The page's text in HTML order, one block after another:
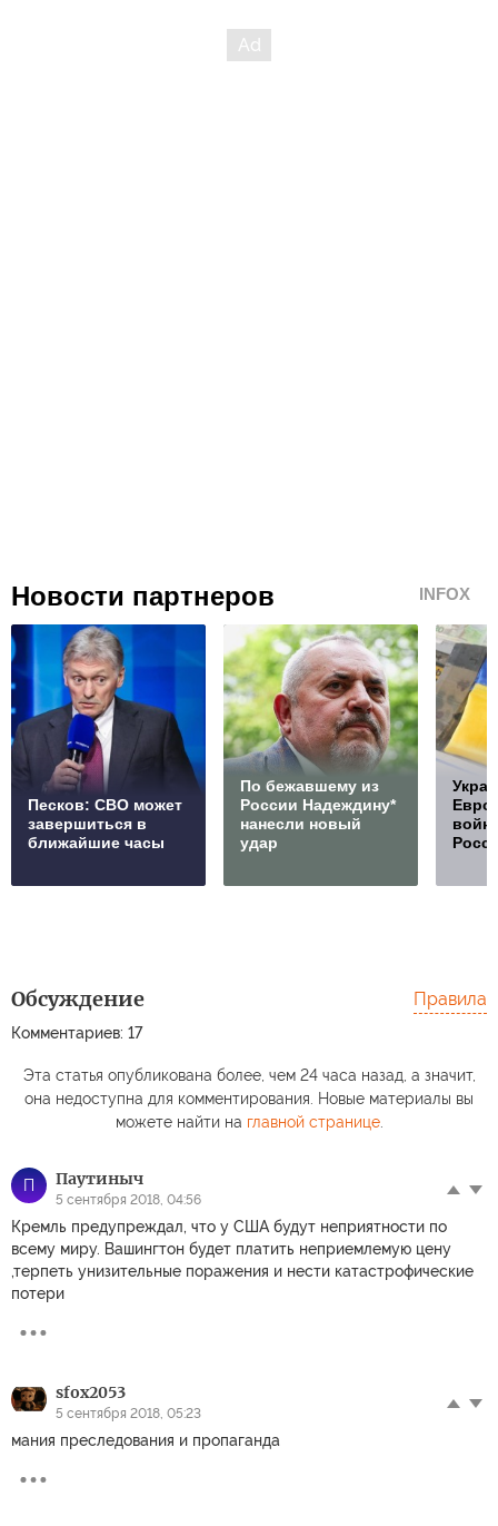
Новости партнеров INFOX
Песков: СВО может
завершиться в
ближайшие часы
По бежавшему из
России Надеждину*
нанесли новый
удар
Обсуждение
Комментариев: 17
Правила
Эта статья опубликована более, чем 24 часа назад, а значит,
она недоступна для комментирования. Новые материалы вы
можете найти на главной странице.
П Паутиныч
5 сентября 2018, 04:56
Кремль предупреждал, что у США будут неприятности по
всему миру. Вашингтон будет платить неприемлемую цену
,терпеть унизительные поражения и нести катастрофические
потери
sfox2053
5 сентября 2018, 05:23
мания преследования и пропаганда